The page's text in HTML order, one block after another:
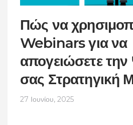
Πώς να
Webinars για να
απογειώσετε
σας Στρατηγική
27 Ιουνίου, 2025